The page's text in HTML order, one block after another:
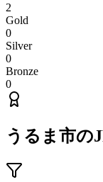
2
Gold
0
Silver
0
Bronze
0
うるま市の